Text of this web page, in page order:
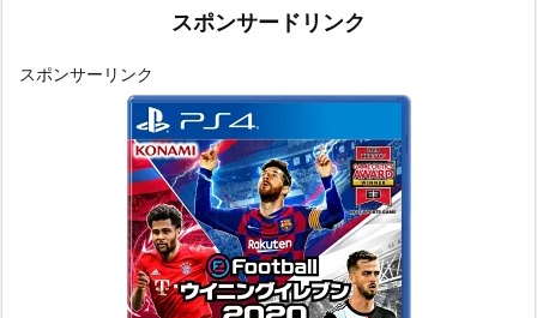
スポンサードリンク
スポンサーリンク